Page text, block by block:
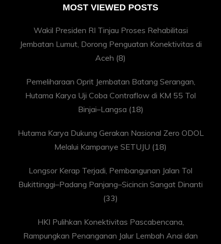
MOST VIEWED POSTS
Wakil Presiden RI Tinjau Proses Rehabilitasi
Jembatan Lumut, Dorong Penguatan Konektivitas di
Aceh (8)
Pemeliharaan Oprit Jembatan Batang Serangan,
Hutama Karya Uji Coba Contraflow di KM 55 Tol
Binjai–Langsa (18)
Hutama Karya Dukung Gerakan Nasional Zero ODOL
Melalui Kampanye SETUJU (18)
Longsor Kerap Terjadi, Pembangunan Jalan Tol
Bukittinggi–Padang Panjang–Sicincin Sangat Dinanti
(33)
HKI Pulihkan Konektivitas Pascabencana,
Rampungkan Penanganan Jalur Lembah Anai dan